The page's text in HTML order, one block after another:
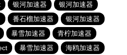
银河加速器
银河加速器
番石榴加速器
银河加速器
暴雪加速器
青柠加速器
暴雪加速器
海鸥加速器